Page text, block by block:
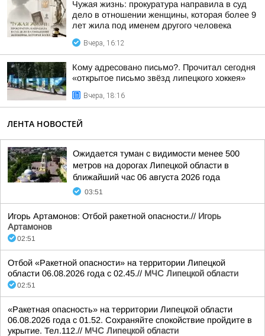
Чужая жизнь: прокуратура направила в суд
дело в отношении женщины, которая более 9
лет жила под именем другого человека
Вчера, 16:12
Кому адресовано письмо?. Прочитал сегодня
«открытое письмо звёзд липецкого хоккея»
Вчера, 18:16
ЛЕНТА НОВОСТЕЙ
Ожидается туман с видимости менее 500
метров на дорогах Липецкой области в
ближайший час 06 августа 2026 года
03:51
Игорь Артамонов: Отбой ракетной опасности.// Игорь
Артамонов
02:51
Отбой «Ракетной опасности» на территории Липецкой
области 06.08.2026 года с 02.45.// МЧС Липецкой области
02:51
«Ракетная опасность» на территории Липецкой области
06.08.2026 года с 01.52. Сохраняйте спокойствие пройдите в
укрытие. Тел.112.// МЧС Липецкой области